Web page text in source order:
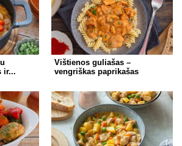
ir...
Vištienos guliašas –
vengriškas paprikašas